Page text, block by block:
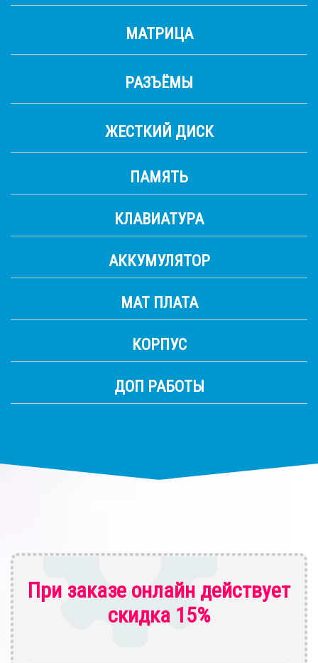
МАТРИЦА
РАЗЪЁМЫ
ЖЕСТКИЙ ДИСК
ПАМЯТЬ
КЛАВИАТУРА
АККУМУЛЯТОР
МАТ ПЛАТА
КОРПУС
ДОП РАБОТЫ
При заказе онлайн действует
скидка 15%